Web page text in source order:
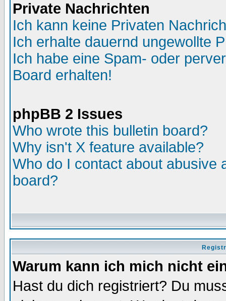
Private Nachrichten
Ich kann keine Privaten
Ich erhalte dauernd ungewollte
Ich habe eine Spam- oder
Board erhalten!
phpBB 2 Issues
Who wrote this bulletin board?
Why isn't X feature available?
Who do I contact about abusive
board?
Warum kann ich mich nicht
Hast du dich registriert? Du